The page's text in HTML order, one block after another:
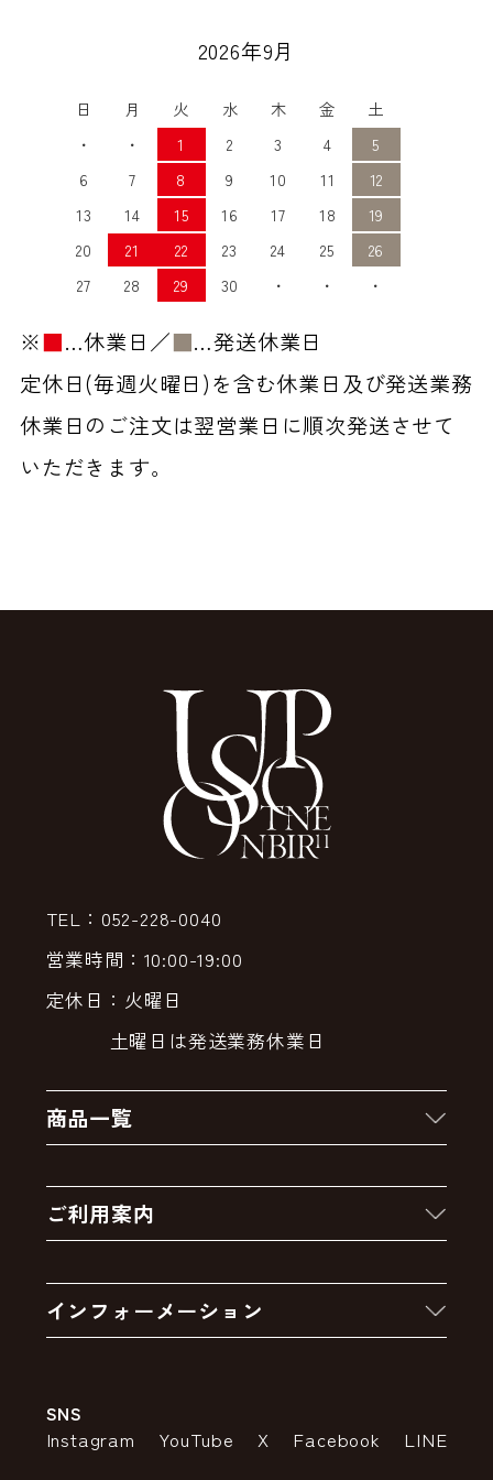
2026年9月
日 月 火 水 木 金
土
・
・ 1 2 3 4
5
6
7 8 9 10 11
12
13
14 15 16 17 18
19
20
21 22 23 24 25
26
27
28 29 30 ・ ・ ・
※■…休業日／■…発送休業日
定休日(毎週火曜日)を含む休業日及び発送業務
休業日のご注文は翌営業日に順次発送させて
いただきます。
TEL：052-228-0040
営業時間：10:00-19:00
定休日：火曜日
土曜日は発送業務休業日
商品一覧
クーポン
卸販売・大量注文
アウトレットセール
ご利用案内
お支払いについて
インフォーメーション
特定商取引法の表示
SNS
Instagram YouTube X Facebook LINE